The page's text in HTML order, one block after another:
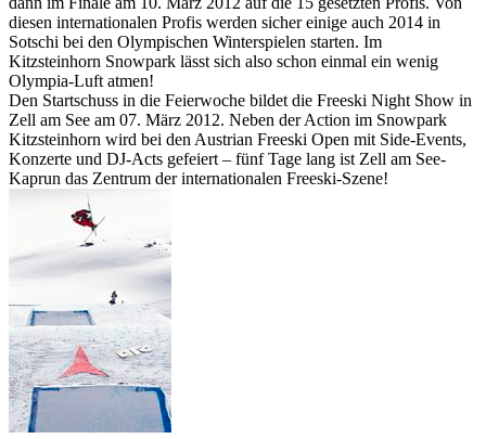
diesen internationalen Profis werden sicher einige auch 2014 in
Sotschi bei den Olympischen Winterspielen starten. Im
Kitzsteinhorn Snowpark lässt sich also schon einmal ein wenig
Olympia-Luft atmen!
Den Startschuss in die Feierwoche bildet die Freeski Night Show in
Zell am See am 07. März 2012. Neben der Action im Snowpark
Kitzsteinhorn wird bei den Austrian Freeski Open mit Side-Events,
Konzerte und DJ-Acts gefeiert – fünf Tage lang ist Zell am See-
Kaprun das Zentrum der internationalen Freeski-Szene!